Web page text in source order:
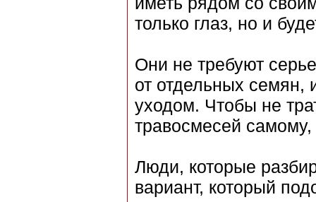
только глаз, но и
Они не требуют
от отдельных семян,
уходом. Чтобы не
травосмесей самому,
Люди, которые
вариант, который